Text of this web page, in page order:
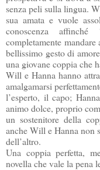
senza peli sulla lingua.
sua amata e vuole
conoscenza
completamente mandare
bellissimo gesto di
una giovane coppia che
Will e Hanna hanno
amalgamarsi
l’esperto, il capo;
animo dolce, proprio
un sostenitore della
anche Will e Hanna non
dell’altro.
Una coppia perfetta,
novella che vale la pena